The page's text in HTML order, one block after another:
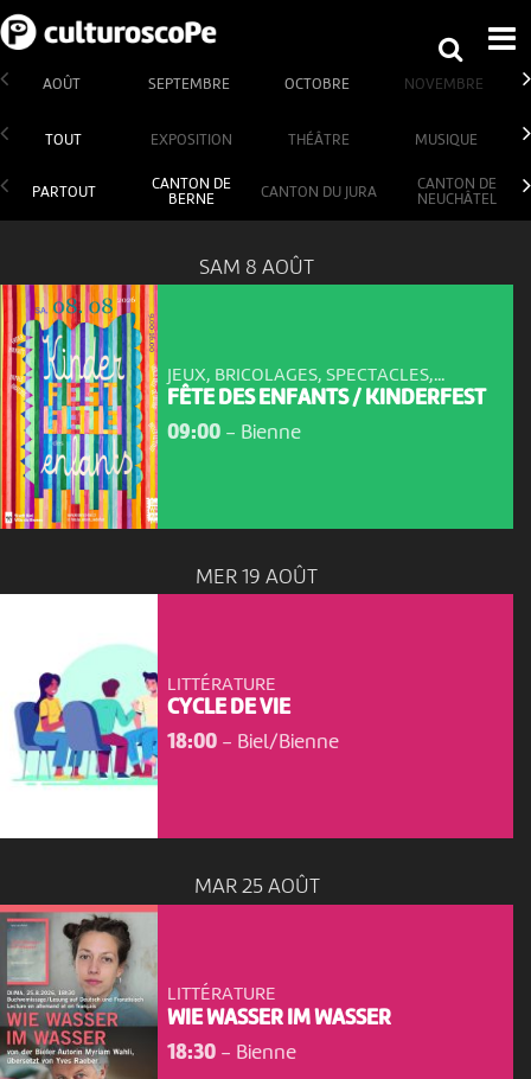
AOÛT SEPTEMBRE OCTOBRE NOVEMBRE
TOUT EXPOSITION THÉÂTRE MUSIQUE
PARTOUT
CANTON DE
BERNE
CANTON DU JURA
CANTON DE
NEUCHÂTEL
SAM 8 AOÛT
JEUX, BRICOLAGES, SPECTACLES,...
FÊTE DES ENFANTS / KINDERFEST
09:00- Bienne
MER 19 AOÛT
LITTÉRATURE
CYCLE DE VIE
18:00- Biel/Bienne
MAR 25 AOÛT
LITTÉRATURE
WIE WASSER IM WASSER
18:30- Bienne